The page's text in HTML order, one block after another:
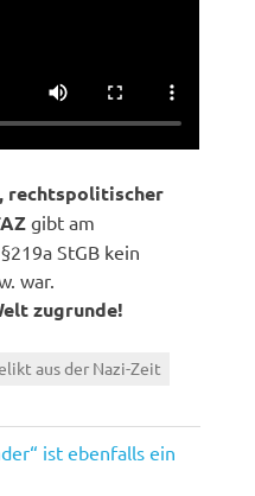
rechtspolitischer
gibt am
StGB kein
war.
zugrunde!
aus der Nazi-Zeit
ist ebenfalls ein